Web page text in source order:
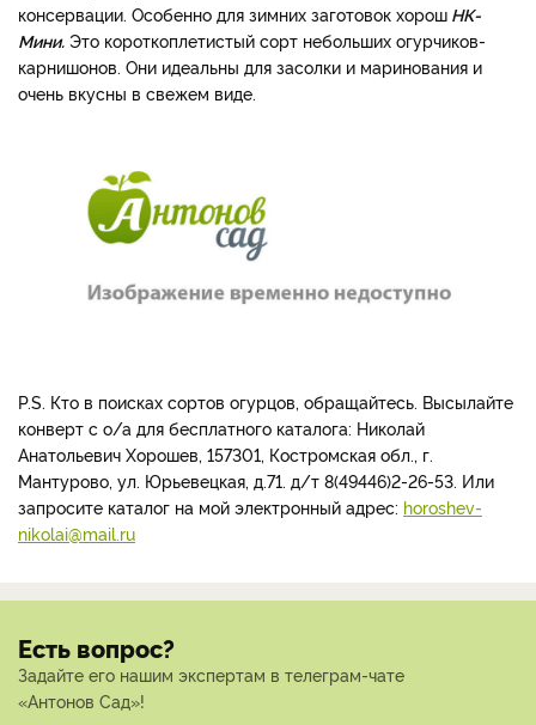
консервации. Особенно для зимних заготовок хорош НК-
Мини. Это короткоплетистый сорт небольших огурчиков-
карнишонов. Они идеальны для засолки и маринования и
очень вкусны в свежем виде.
Р.S. Кто в поисках сортов огурцов, обращайтесь. Высылайте
конверт с о/а для бесплатного каталога: Николай
Анатольевич Хорошев, 157301, Костромская обл., г.
Мантурово, ул. Юрьевецкая, д.71. д/т 8(49446)2-26-53. Или
запросите каталог на мой электронный адрес: horoshev-
nikolai@mail.ru
Есть вопрос?
Задайте его нашим экспертам в телеграм-чате
«Антонов Сад»!